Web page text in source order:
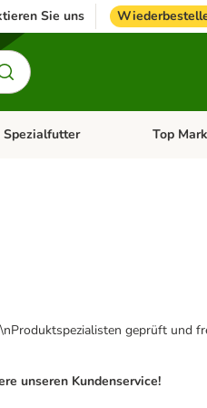
Sie uns
Menü öffnen: Weitere Tiere
Spezialfutter Kategorie-
Top
geprüft und
unseren Kundenservice!